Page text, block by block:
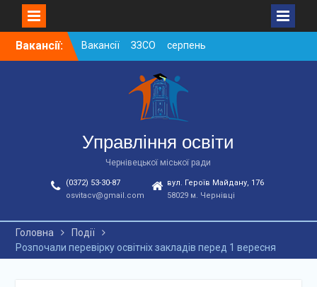
SkipВакансії:
Вакансії ЗЗСО серпень
2026
Вакансії ЗЗСО червень
Вакансії у ЗДО та
дошкільних підрозділах
ЗЗСО станом на
01.08.2026 р.
Управління освіти
Чернівецької міської ради
(0372) 53-30-87
osvitacv@gmail.com
вул. Героїв Майдану, 176
58029 м. Чернівці
Головна
Події
Розпочали перевірку освітніх закладів перед 1 вересня